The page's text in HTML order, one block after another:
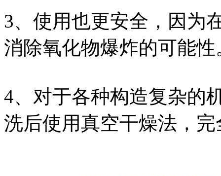
3、使用也更安全，因为
消除氧化物爆炸的可能性
4、对于各种构造复杂的
洗后使用真空干燥法，